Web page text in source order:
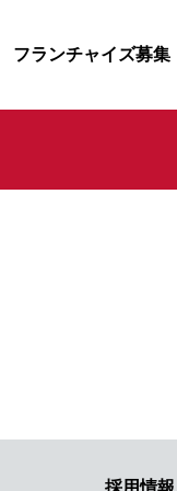
フランチャイズ募集
採用情報